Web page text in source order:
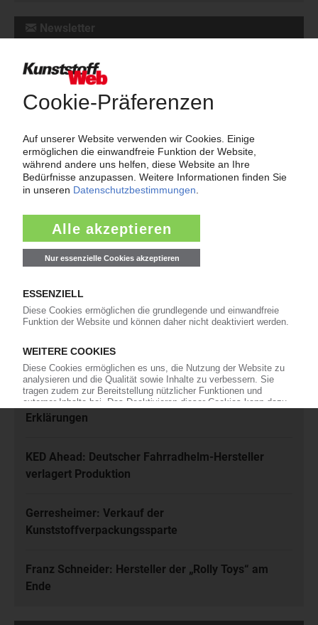
Newsletter
Die wichtigsten Nachrichten und Neuigkeiten aus der
Kunststoffbranche – jeden Tag brandaktuell!
Ich habe dieDatenschutzbestimmungen
und akzeptiere diese.
Karl Hess: Automobilzulieferer ist insolvent
Rhein-Niedrigwasser: Zahlreiche Force-Majeure-
Erklärungen
KED Ahead: Deutscher Fahrradhelm-Hersteller
verlagert Produktion
Gerresheimer: Verkauf der
Kunststoffverpackungssparte
Franz Schneider: Hersteller der „Rolly Toys“ am
Ende